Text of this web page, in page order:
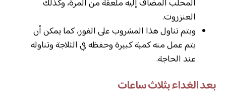
المحلب المضاف إليه ملعقة من المرة، وكذلك
العنزروت.
ويتم تناول هذا المشروب على الفور، كما يمكن أن
يتم عمل منه كمية كبيرة وحفظه في الثلاجة وتناوله
عند الحاجة.
بعد الغداء بثلاث ساعات